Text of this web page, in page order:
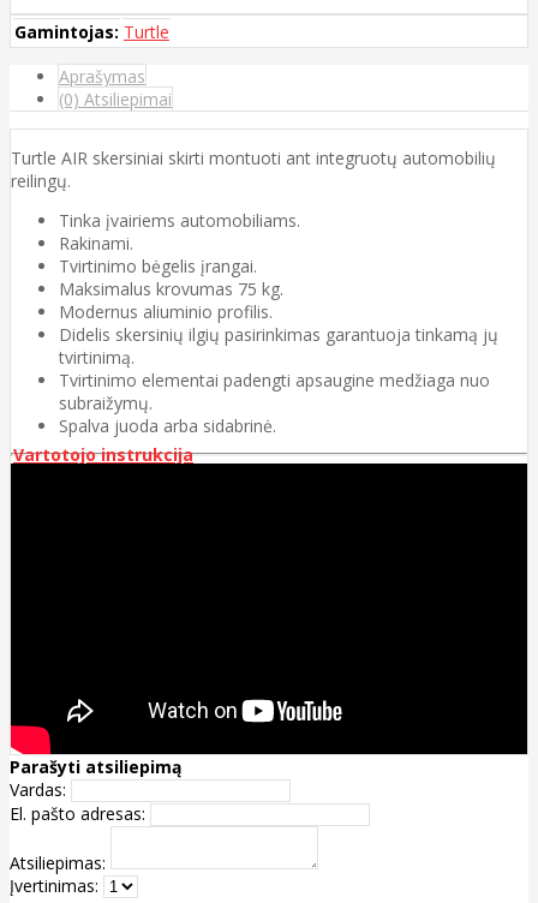
Gamintojas: Turtle
Aprašymas
(0) Atsiliepimai
Turtle AIR skersiniai skirti montuoti ant integruotų automobilių
reilingų.
Tinka įvairiems automobiliams.
Rakinami.
Tvirtinimo bėgelis įrangai.
Maksimalus krovumas 75 kg.
Modernus aliuminio profilis.
Didelis skersinių ilgių pasirinkimas garantuoja tinkamą jų
tvirtinimą.
Tvirtinimo elementai padengti apsaugine medžiaga nuo
subraižymų.
Spalva juoda arba sidabrinė.
Vartotojo instrukcija
Parašyti atsiliepimą
Vardas:
El. pašto adresas:
Atsiliepimas:
Įvertinimas: